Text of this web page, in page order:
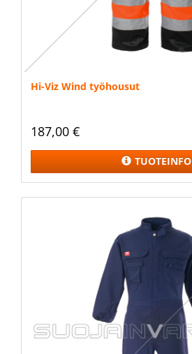
Hi-Viz Wind työhousut
187,00 €
TUOTEINFO